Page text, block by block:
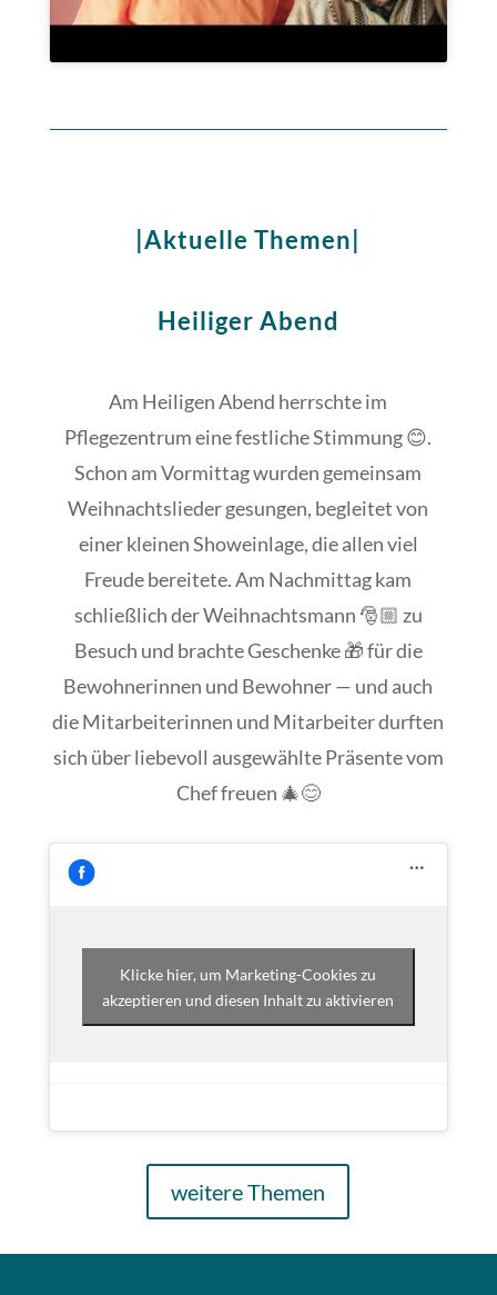
|Aktuelle Themen|
Heiliger Abend
Am Heiligen Abend herrschte im
Pflegezentrum eine festliche Stimmung 😊.
Schon am Vormittag wurden gemeinsam
Weihnachtslieder gesungen, begleitet von
einer kleinen Showeinlage, die allen viel
Freude bereitete. Am Nachmittag kam
schließlich der Weihnachtsmann 🎅🏼 zu
Besuch und brachte Geschenke 🎁 für die
Bewohnerinnen und Bewohner — und auch
die Mitarbeiterinnen und Mitarbeiter durften
sich über liebevoll ausgewählte Präsente vom
Chef freuen 🎄😊
Klicke hier, um Marketing-Cookies zu
akzeptieren und diesen Inhalt zu aktivieren
weitere Themen